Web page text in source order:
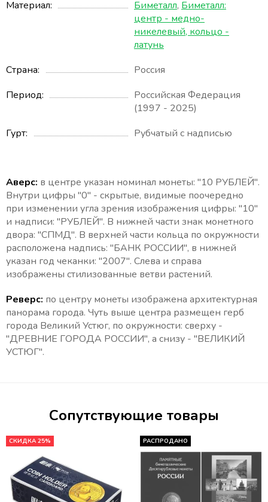
Материал Биметалл, Биметалл:
центр - медно-
никелевый, кольцо -
латунь
Страна
Россия
Период
Российская Федерация
(1997 - 2025)
Гурт
Рубчатый с надписью
Аверс: в центре указан номинал монеты: "10 РУБЛЕЙ".
Внутри цифры "0" - скрытые, видимые поочередно
при изменении угла зрения изображения цифры: "10"
и надписи: "РУБЛЕЙ". В нижней части знак монетного
двора: "СПМД". В верхней части кольца по окружности
расположена надпись: "БАНК РОССИИ", в нижней
указан год чеканки: "2007". Слева и справа
изображены стилизованные ветви растений.
Реверс: по центру монеты изображена архитектурная
панорама города. Чуть выше центра размещен герб
города Великий Устюг, по окружности: сверху -
"ДРЕВНИЕ ГОРОДА РОССИИ", а снизу - "ВЕЛИКИЙ
УСТЮГ".
Сопутствующие товары
СКИДКА 25% РАСПРОДАНО